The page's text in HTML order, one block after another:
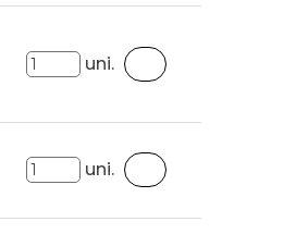
uni.
uni.